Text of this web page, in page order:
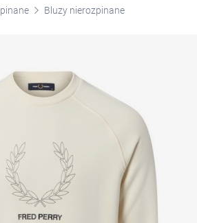
Bluzy nierozpinane